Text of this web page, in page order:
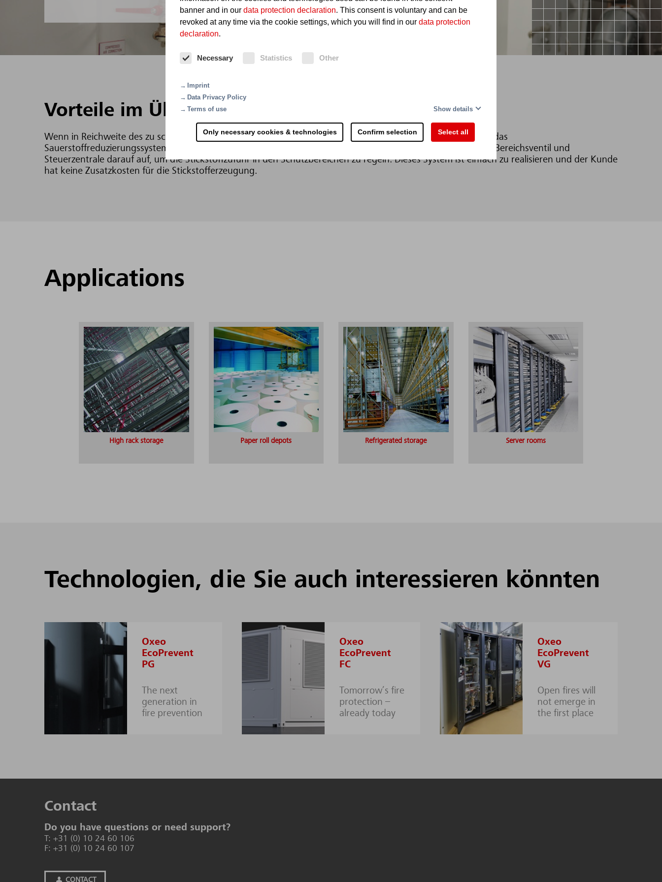
banner and in our data protection declaration. This consent is voluntary and can be
revoked at any time via the cookie settings, which you will find in our data protection
declaration.
Necessary Statistics Other
Imprint
Data Privacy Policy
Terms of use
Show details
Only necessary cookies & technologies Confirm selection Select all
Vorteile im Überblick
Wenn in Reichweite des zu schützenden Bereichs bereits eine bauseitige Stickstoffquelle vorhanden ist, setzt das
Sauerstoffreduzierungssystem Oxeo EcoPrevent ES mit einer individuellen Lösung bestehend aus passendem Bereichsventil und
Steuerzentrale darauf auf, um die Stickstoffzufuhr in den Schutzbereichen zu regeln. Dieses System ist einfach zu realisieren und der Kunde
hat keine Zusatzkosten für die Stickstofferzeugung.
Applications
High rack storage Paper roll depots Refrigerated storage Server rooms
Tech­no­lo­gi­en, die Sie auch in­ter­es­sie­ren könn­ten
Oxeo
EcoPrevent
PG
The next
generation in
fire prevention
Oxeo
EcoPrevent
FC
Tomorrow’s fire
protection –
already today
Oxeo
EcoPrevent
VG
Open fires will
not emerge in
the first place
Contact
Do you have questions or need support?
T: +31 (0) 10 24 60 106
F: +31 (0) 10 24 60 107
CONTACT